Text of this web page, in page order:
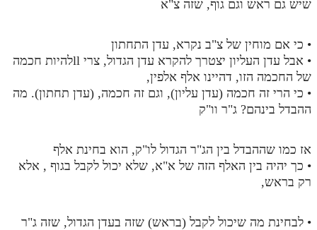
שיש גם ראש וגם גוף, שזה צ"א
• כי אם מוחין של צ"ב נקרא, עדן התחתון
• אבל עדן העליון יצטרך להקרא עדן הגדול, צרי llלהיות חכמה
של החכמה הזו, דהיינו אלף אלפין,
• כי הרי זה חכמה (עדן עליון), וגם זה חכמה, (עדן תחתון). מה
ההבדל בינהם? ג"ר וו"ק
אז כמו שההבדל בין הג"ר הגדול לו"ק, הוא בחינת אלף
• כך יהיה בין האלף הזה של א"א, שלא יכול לקבל בגוף , אלא
רק בראש,
• לבחינת מה שיכול לקבל (בראש) שזה בעדן הגדול, שזה ג"ר